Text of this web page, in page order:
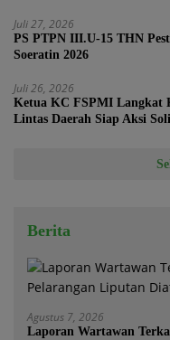
Juli 27, 2026
PS PTPN III.U-15 THN
Soeratin 2026
Juli 26, 2026
Ketua KC FSPMI Langkat
Lintas Daerah Siap Aksi
Berita
Agustus 7, 2026
Laporan Wartawan